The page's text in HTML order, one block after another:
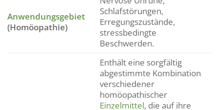
Anwendungsgebiet
(Homöopathie)
Schlafstörungen,
Erregungszustände,
stressbedingte
Beschwerden.
Enthält eine sorgfältig
abgestimmte Kombination
verschiedener
homöopathischer
Einzelmittel, die auf ihre